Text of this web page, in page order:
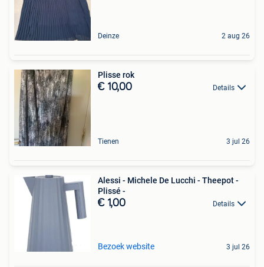
Deinze 2 aug 26
Plisse rok
€ 10,00 Details
Tienen 3 jul 26
Alessi - Michele De Lucchi - Theepot -
Plissé -
€ 1,00 Details
Bezoek website 3 jul 26